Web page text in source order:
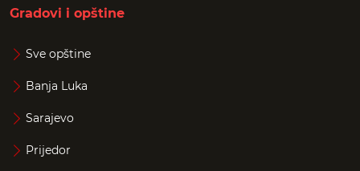
Gradovi i opštine
Sve opštine
Banja Luka
Sarajevo
Prijedor